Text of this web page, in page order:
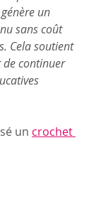
un
sans coût
Cela soutient
continuer
un crochet